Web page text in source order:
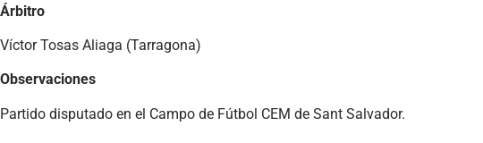
Árbitro
Víctor Tosas Aliaga (Tarragona)
Observaciones
Partido disputado en el Campo de Fútbol CEM de Sant Salvador.